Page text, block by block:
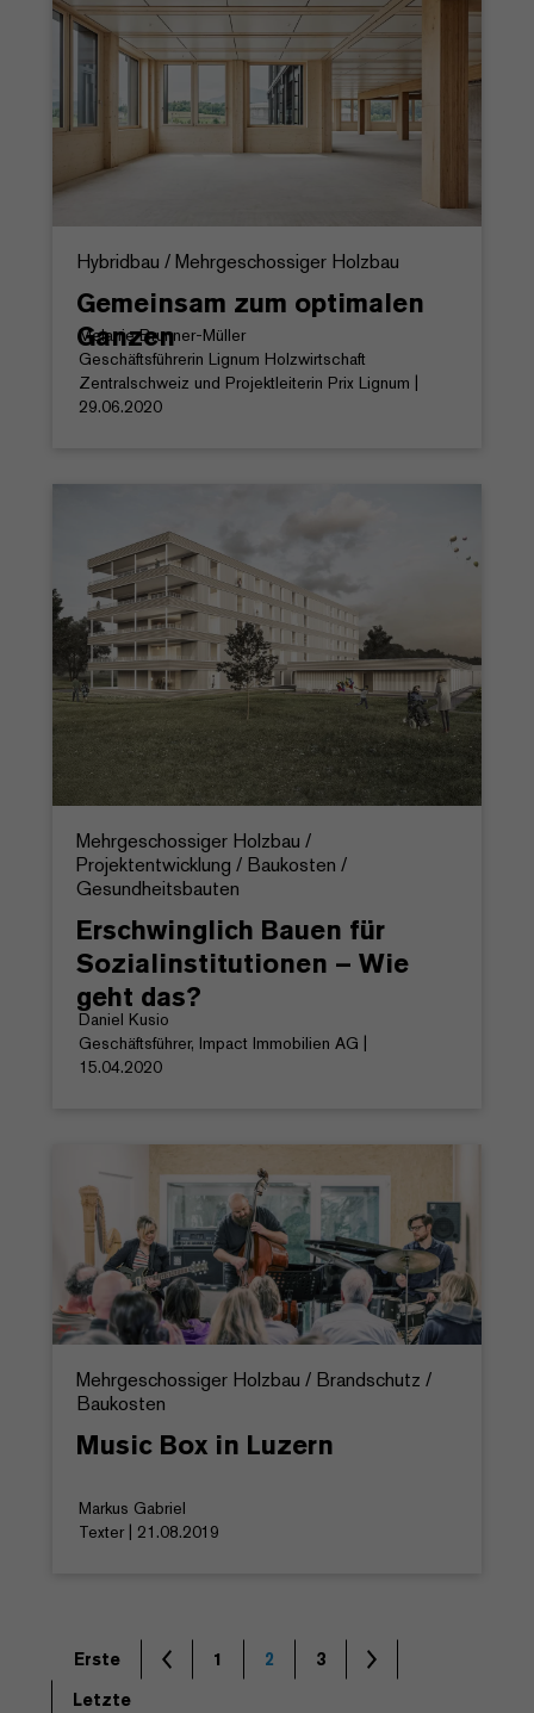
Hybridbau / Mehrgeschossiger Holzbau
Gemeinsam zum optimalen
Ganzen
Melanie Brunner-Müller
Geschäftsführerin Lignum Holzwirtschaft
Zentralschweiz und Projektleiterin Prix Lignum |
29.06.2020
Mehrgeschossiger Holzbau /
Projektentwicklung / Baukosten /
Gesundheitsbauten
Erschwinglich Bauen für
Sozialinstitutionen – Wie
geht das?
Daniel Kusio
Geschäftsführer, Impact Immobilien AG |
15.04.2020
Mehrgeschossiger Holzbau / Brandschutz /
Baukosten
Music Box in Luzern
Markus Gabriel
Texter | 21.08.2019
Erste 1 2
3
Letzte